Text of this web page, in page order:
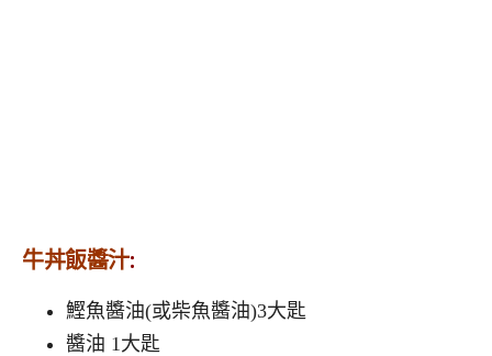
牛丼飯醬汁:
鰹魚醬油(或柴魚醬油)3大匙
醬油 1大匙